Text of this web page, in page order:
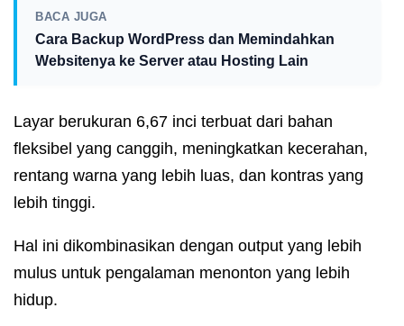
BACA JUGA
Cara Backup WordPress dan Memindahkan
Websitenya ke Server atau Hosting Lain
Layar berukuran 6,67 inci terbuat dari bahan
fleksibel yang canggih, meningkatkan kecerahan,
rentang warna yang lebih luas, dan kontras yang
lebih tinggi.
Hal ini dikombinasikan dengan output yang lebih
mulus untuk pengalaman menonton yang lebih
hidup.